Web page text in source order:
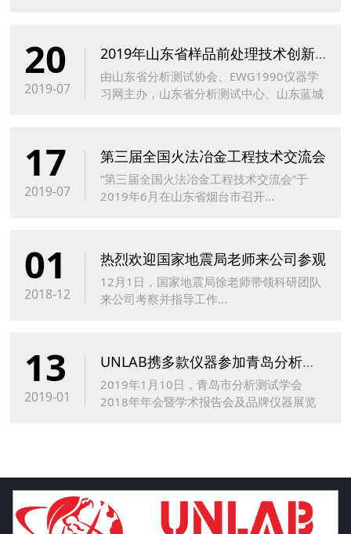
20
2019-07
2019年山东省样品前处理技术创新大会-济南站
由山东省分析测试协会、EWG1990仪器学
习网主办，山东省分析测试中心、⼭东蓝城
17
2019-07
第三届全国火法冶金工程技术交流会
“第三届全国火法冶金工程技术交流会”于
2019年6月在山东省烟台市召开...
01
2018-12
热烈欢迎国家地震局老师来公司参观
12月1日，国家地震局徐老师带领科研团队
来公司考察并指导工作...
13
2019-01
UNLAB携多款仪器参加青岛分析测试学会2018年年会暨学术报告会
2019年1月10日，青岛市分析测试学会
2018年年会暨学术报告会及品牌仪器展览